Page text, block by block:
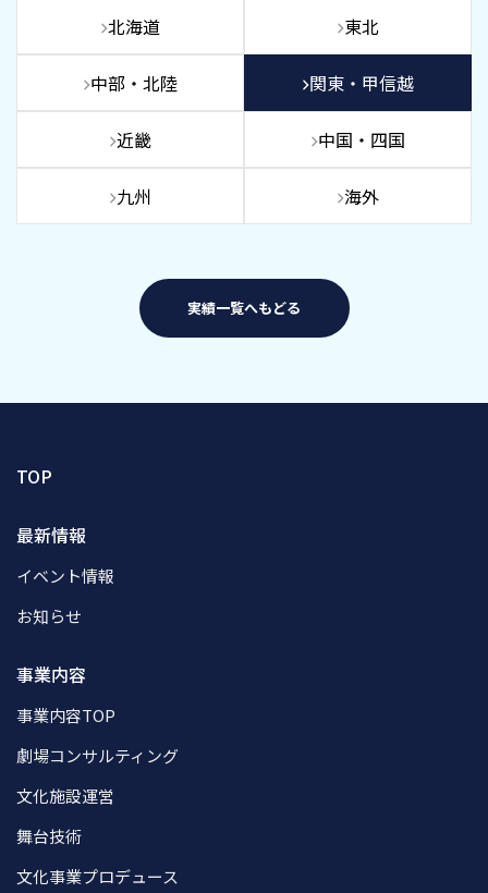
北海道 東北
中部・北陸 関東・甲信越
近畿 中国・四国
九州 海外
実績一覧へもどる
TOP
最新情報
イベント情報
お知らせ
事業内容
事業内容TOP
劇場コンサルティング
文化施設運営
舞台技術
文化事業プロデュース